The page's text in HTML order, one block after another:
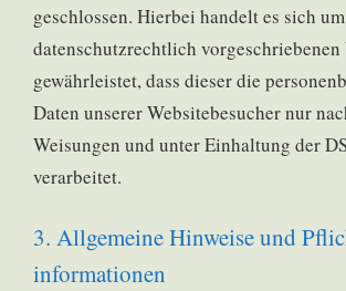
geschlossen. Hierbei handelt es sich
datenschutzrechtlich vorgeschriebenen
gewährleistet, dass dieser die
Daten unserer Websitebesucher nur
Weisungen und unter Einhaltung der
verarbeitet.
3. Allgemeine Hinweise und
informationen